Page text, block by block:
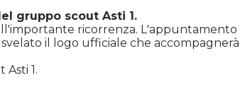
gruppo scout Asti 1.
ricorrenza. L'appuntamento
svelato il logo ufficiale che
1.